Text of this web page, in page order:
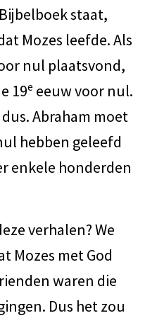
staat,
Mozes leefde. Als
nul plaatsvond,
19eeeuw voor nul.
Abraham moet
hebben geleefd
enkele honderden
verhalen? We
Mozes met God
waren die
Dus het zou